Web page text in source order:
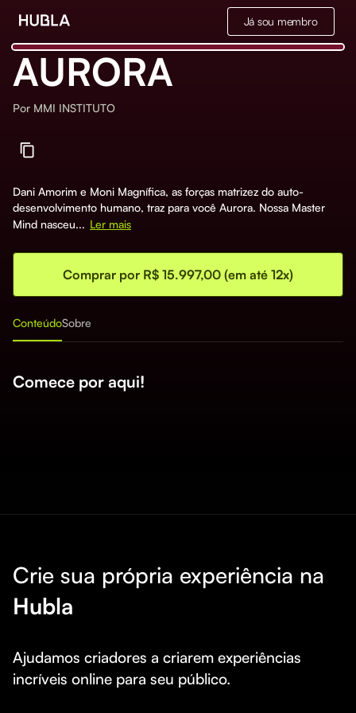
Já sou membro
AURORA
Por MMI INSTITUTO
Dani Amorim e Moni Magnífica, as forças matrizez do auto-
desenvolvimento humano, traz para você Aurora. Nossa Master
Mind nasceu... Ler mais
Comprar por R$ 15.997,00 (em até 12x)
ConteúdoSobre
Comece por aqui!
Crie sua própria experiência na
Hubla
Ajudamos criadores a criarem experiências
incríveis online para seu público.